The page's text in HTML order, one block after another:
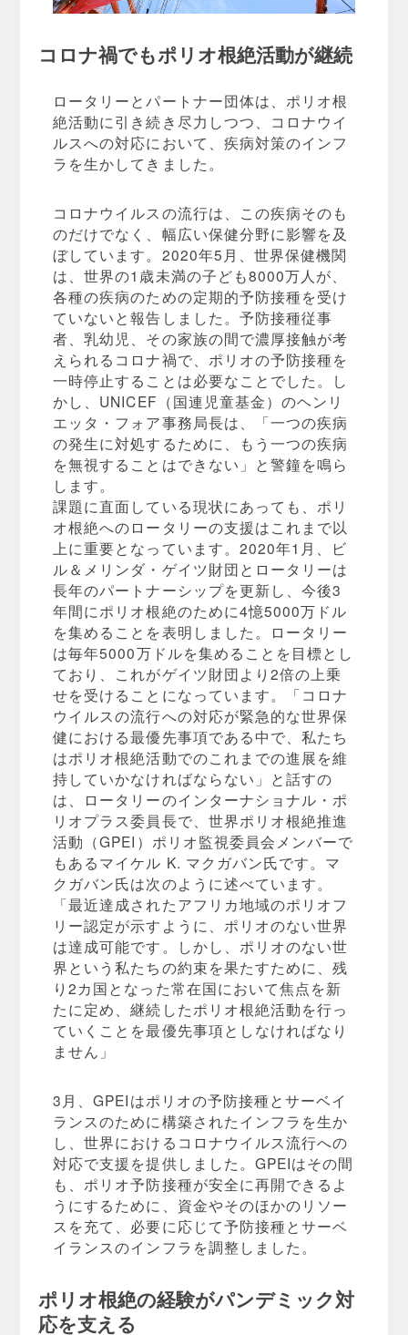
コロナ禍でもポリオ根絶活動が継続
ロータリーとパートナー団体は、ポリオ根
絶活動に引き続き尽力しつつ、コロナウイ
ルスへの対応において、疾病対策のインフ
ラを生かしてきました。
コロナウイルスの流行は、この疾病そのも
のだけでなく、幅広い保健分野に影響を及
ぼしています。2020年5月、世界保健機関
は、世界の1歳未満の子ども8000万人が、
各種の疾病のための定期的予防接種を受け
ていないと報告しました。予防接種従事
者、乳幼児、その家族の間で濃厚接触が考
えられるコロナ禍で、ポリオの予防接種を
一時停止することは必要なことでした。し
かし、UNICEF（国連児童基金）のヘンリ
エッタ・フォア事務局長は、「一つの疾病
の発生に対処するために、もう一つの疾病
を無視することはできない」と警鐘を鳴ら
します。
課題に直面している現状にあっても、ポリ
オ根絶へのロータリーの支援はこれまで以
上に重要となっています。2020年1月、ビ
ル＆メリンダ・ゲイツ財団とロータリーは
長年のパートナーシップを更新し、今後3
年間にポリオ根絶のために4憶5000万ドル
を集めることを表明しました。ロータリー
は毎年5000万ドルを集めることを目標とし
ており、これがゲイツ財団より2倍の上乗
せを受けることになっています。「コロナ
ウイルスの流行への対応が緊急的な世界保
健における最優先事項である中で、私たち
はポリオ根絶活動でのこれまでの進展を維
持していかなければならない」と話すの
は、ロータリーのインターナショナル・ポ
リオプラス委員長で、世界ポリオ根絶推進
活動（GPEI）ポリオ監視委員会メンバーで
もあるマイケル K. マクガバン氏です。マ
クガバン氏は次のように述べています。
「最近達成されたアフリカ地域のポリオフ
リー認定が示すように、ポリオのない世界
は達成可能です。しかし、ポリオのない世
界という私たちの約束を果たすために、残
り2カ国となった常在国において焦点を新
たに定め、継続したポリオ根絶活動を行っ
ていくことを最優先事項としなければなり
ません」
3月、GPEIはポリオの予防接種とサーベイ
ランスのために構築されたインフラを生か
し、世界におけるコロナウイルス流行への
対応で支援を提供しました。GPEIはその間
も、ポリオ予防接種が安全に再開できるよ
うにするために、資金やそのほかのリソー
スを充て、必要に応じて予防接種とサーベ
イランスのインフラを調整しました。
ポリオ根絶の経験がパンデミック対
応を支える